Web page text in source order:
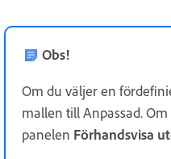
Obs!
Om du väljer en
mallen till Anpassad.
panelen Förhandsvisa